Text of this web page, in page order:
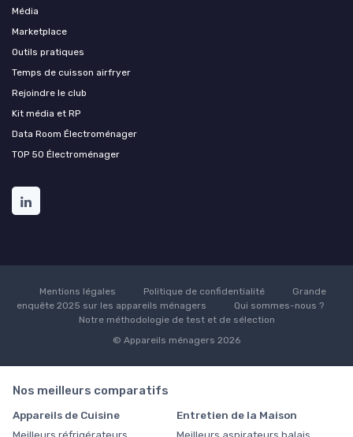
Média
Marketplace
Outils pratiques
Temps de cuisson airfryer
Rejoindre le club
Kit média et RP
Data Room Électroménager
TOP 50 Électroménager
Mentions légales Politique de confidentialité
Grande
enquête 2025 sur les appareils ménagers
Qui sommes-nous ?
Notre méthodologie de test et de sélection
© Appareils ménagers 2026
Nos meilleurs comparatifs
Appareils de Cuisine Entretien de la Maison